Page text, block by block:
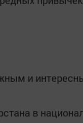
и
в